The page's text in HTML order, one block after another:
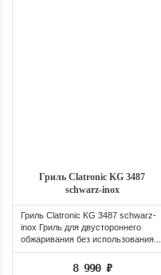
Гриль Clatronic KG 3487
schwarz-inox
Гриль Clatronic KG 3487 schwarz-
inox Гриль для двустороннего
обжаривания без использования...
8 990₽